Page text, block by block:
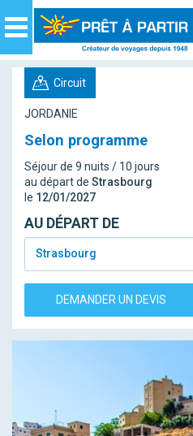
Navigation
Circuit
JORDANIE
Selon programme
Séjour de 9 nuits / 10 jours
au départ de Strasbourg
le 12/01/2027
AU DÉPART DE
Strasbourg
DEMANDER UN DEVIS
Panneau de gestion des cookies